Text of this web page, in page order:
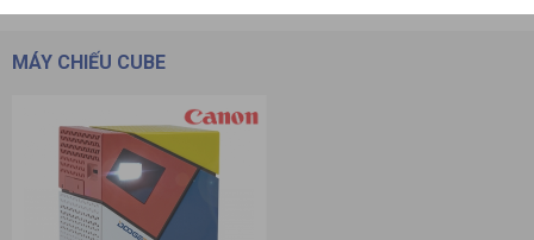
MÁY CHIẾU CUBE